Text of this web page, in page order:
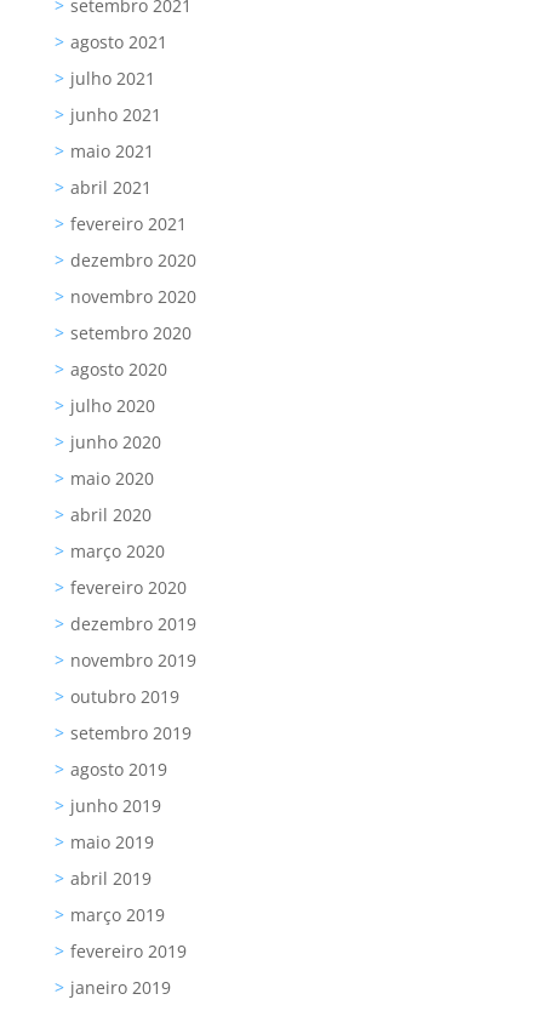
setembro 2021
agosto 2021
julho 2021
junho 2021
maio 2021
abril 2021
fevereiro 2021
dezembro 2020
novembro 2020
setembro 2020
agosto 2020
julho 2020
junho 2020
maio 2020
abril 2020
março 2020
fevereiro 2020
dezembro 2019
novembro 2019
outubro 2019
setembro 2019
agosto 2019
junho 2019
maio 2019
abril 2019
março 2019
fevereiro 2019
janeiro 2019